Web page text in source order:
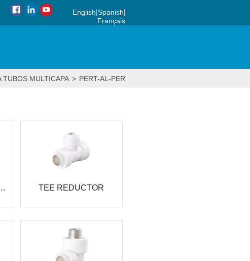
English Spanish
Français
TUBOS MULTICAPA > PERT-AL-PERT FITTINGS
TEE REDUCTOR